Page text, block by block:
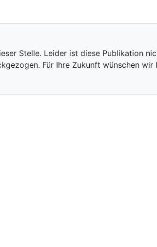
Stelle. Leider ist diese Publikation
Für Ihre Zukunft wünschen wir